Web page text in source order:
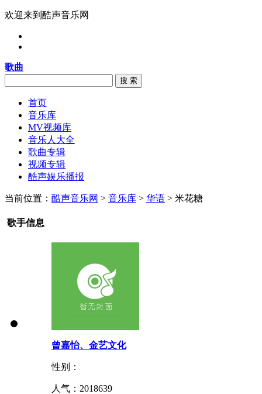
欢迎来到酷声音乐网
歌曲
搜 索
首页
音乐库
MV视频库
音乐人大全
歌曲专辑
视频专辑
酷声娱乐播报
当前位置： 酷声音乐网 > 音乐库 > 华语 > 米花糖
歌手信息
曾嘉怡、金艺文化
性别：
人气： 2018639